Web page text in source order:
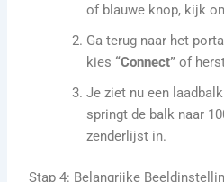
of blauwe knop, kijk
Ga terug naar het
kies“Connect” of
Je ziet nu een
springt de balk naar
zenderlijst in.
Stap 4: Belangrijke